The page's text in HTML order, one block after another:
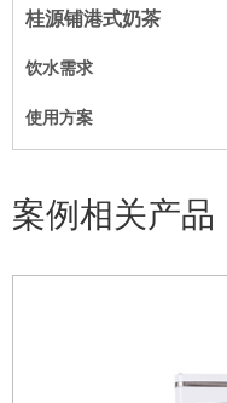
桂源铺港式奶茶
饮水需求
使用方案
案例相关产品